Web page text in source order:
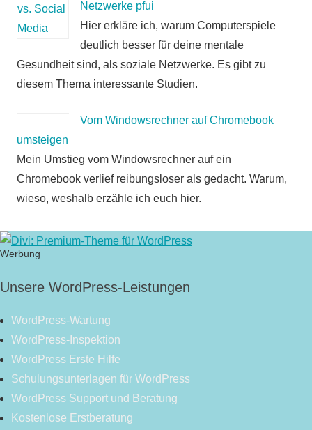
Netzwerke pfui
Hier erkläre ich, warum Computerspiele
deutlich besser für deine mentale
Gesundheit sind, als soziale Netzwerke. Es gibt zu
diesem Thema interessante Studien.
Vom Windowsrechner auf Chromebook
umsteigen
Mein Umstieg vom Windowsrechner auf ein
Chromebook verlief reibungsloser als gedacht. Warum,
wieso, weshalb erzähle ich euch hier.
Werbung
Unsere WordPress-Leistungen
WordPress-Wartung
WordPress-Inspektion
WordPress Erste Hilfe
Schulungsunterlagen für WordPress
WordPress Support und Beratung
Kostenlose Erstberatung